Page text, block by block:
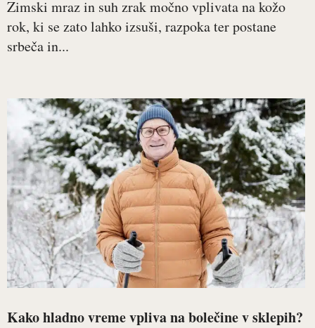
Zimski mraz in suh zrak močno vplivata na kožo
rok, ki se zato lahko izsuši, razpoka ter postane
srbeča in...
Kako hladno vreme vpliva na bolečine v sklepih?